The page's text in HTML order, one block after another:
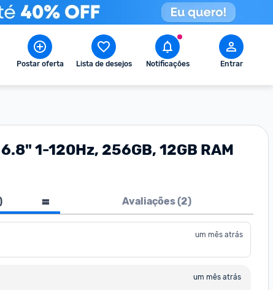
Postar oferta Lista de desejos Notificações Entrar
1-120Hz, 256GB, 12GB RAM
Avaliações (2)
um mês atrás
um mês atrás